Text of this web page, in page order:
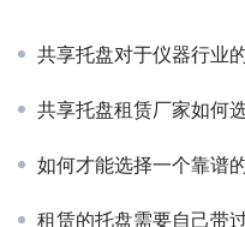
共享托盘对于仪器行业
共享托盘租赁厂家如何
如何才能选择一个靠谱
租赁的托盘需要自己带